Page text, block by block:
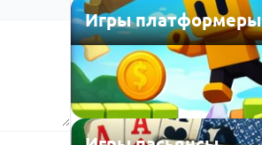
Игры платформеры